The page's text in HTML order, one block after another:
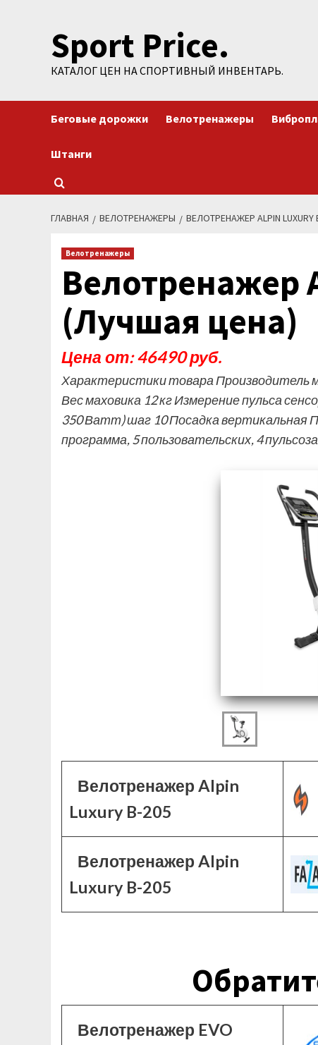
содержимомуSport Price.
КАТАЛОГ ЦЕН НА СПОРТИВНЫЙ ИНВЕНТАРЬ.
Беговые дорожки Велотренажеры
Штанги
ГЛАВНАЯ ВЕЛОТРЕНАЖЕРЫ ВЕЛОТРЕНАЖЕР ALPIN
Велотренажеры
Велотренажер
(Лучшая цена)
Цена от: 46490 руб.
Характеристики товара Производитель
Вес маховика 12 кг Измерение пульса
350 Ватт) шаг 10 Посадка
программа, 5 пользовательских, 4
Велотренажер Alpin
Luxury B-205
Велотренажер Alpin
Luxury B-205
Велотренажер EVO